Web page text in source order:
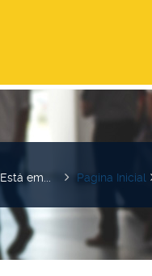
Está em... Pagina Inicial